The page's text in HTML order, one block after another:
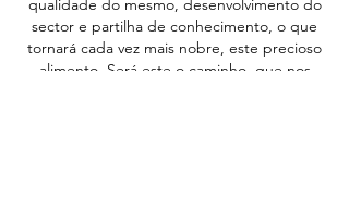
qualidade do mesmo, desenvolvimento do
sector e partilha de conhecimento, o que
tornará cada vez mais nobre, este precioso
alimento. Será este o caminho, que nos